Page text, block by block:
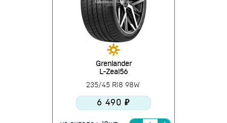
Grenlander
L-Zeal56
235/45 R18 98W
6 490 ₽